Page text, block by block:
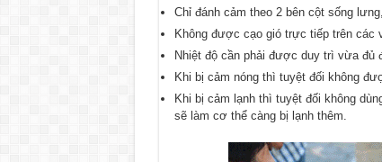
Chỉ đánh cảm theo 2 bên cột sống
Không được cạo gió trực tiếp trên các
Nhiệt độ cần phải được duy trì vừa đủ
Khi bị cảm nóng thì tuyệt đối không
Khi bị cảm lạnh thì tuyệt đối không
sẽ làm cơ thể càng bị lạnh thêm.